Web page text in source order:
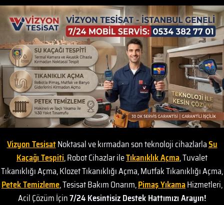
Vizyon TesisatNoktasal ve kırmadan son teknoloji cihazlarlaSu
Kaçağı Tespiti, Robot Cihazlar ileTıkanıklık Açma, Tuvalet
Tıkanıklığı Açma, Klozet Tıkanıklığı Açma, Mutfak Tıkanıklığı Açma,
Petek Temizleme, Tesisat Bakım Onarım,Pimaş YıkamaHizmetleri,
Acil Çözüm İçin7/24 Kesintisiz Destek Hattımızı Arayın!